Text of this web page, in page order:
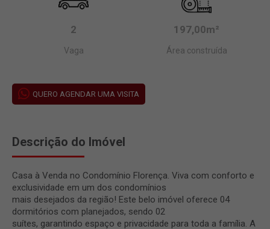
2
Vaga
197,00m²
Área construída
QUERO AGENDAR UMA VISITA
Descrição do Imóvel
Casa à Venda no Condomínio Florença. Viva com conforto e
exclusividade em um dos condomínios
mais desejados da região! Este belo imóvel oferece 04
dormitórios com planejados, sendo 02
suítes, garantindo espaço e privacidade para toda a família. A